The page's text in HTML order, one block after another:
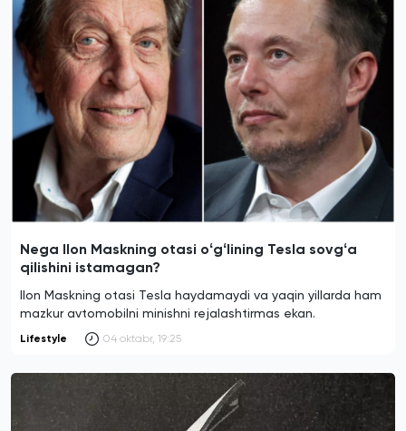
Nega Ilon Maskning otasi oʻgʻlining Tesla sovgʻa
qilishini istamagan?
Ilon Maskning otasi Tesla haydamaydi va yaqin yillarda ham
mazkur avtomobilni minishni rejalashtirmas ekan.
Lifestyle 04 oktabr, 19:25